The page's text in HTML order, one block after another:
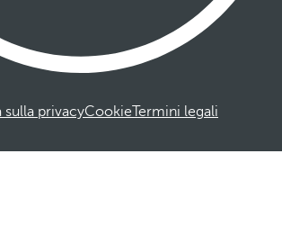
sulla privacyCookieTermini legali